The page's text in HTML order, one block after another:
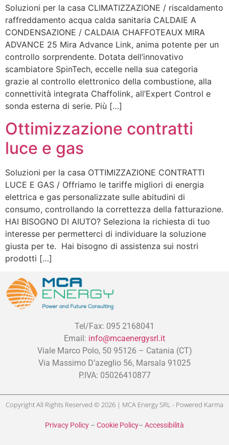
Soluzioni per la casa CLIMATIZZAZIONE / riscaldamento
raffreddamento acqua calda sanitaria CALDAIE A
CONDENSAZIONE / CALDAIA CHAFFOTEAUX MIRA
ADVANCE 25 Mira Advance Link, anima potente per un
controllo sorprendente. Dotata dell’innovativo
scambiatore SpinTech, eccelle nella sua categoria
grazie al controllo elettronico della combustione, alla
connettività integrata Chaffolink, all’Expert Control e
sonda esterna di serie. Più […]
Ottimizzazione contratti
luce e gas
Soluzioni per la casa OTTIMIZZAZIONE CONTRATTI
LUCE E GAS / Offriamo le tariffe migliori di energia
elettrica e gas personalizzate sulle abitudini di
consumo, controllando la correttezza della fatturazione.
HAI BISOGNO DI AIUTO? Seleziona la richiesta di tuo
interesse per permetterci di individuare la soluzione
giusta per te. Hai bisogno di assistenza sui nostri
prodotti […]
Tel/Fax: 095 2168041
Email: info@mcaenergysrl.it
Viale Marco Polo, 50 95126 – Catania (CT)
Via Massimo D’azeglio 56, Marsala 91025
P.IVA: 05026410877
Copyright All Rights Reserved © 2026 | MCA Energy SRL - Powered Karma
Privacy Policy – Cookie Policy– Accessibilità